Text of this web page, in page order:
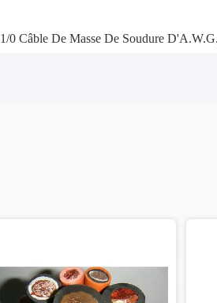
1/0 Câble De Masse De Soudure D'A.W.G.